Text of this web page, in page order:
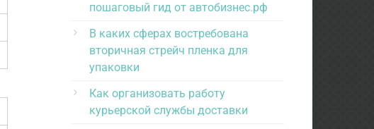
пошаговый гид от автобизнес.рф
В каких сферах востребована
вторичная стрейч пленка для
упаковки
Как организовать работу
курьерской службы доставки